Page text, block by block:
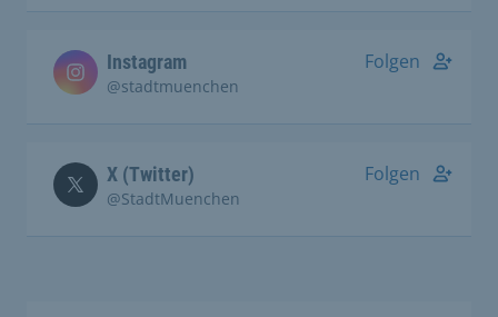
Instagram
@stadtmuenchen
Folgen
X (Twitter)
@StadtMuenchen
Folgen